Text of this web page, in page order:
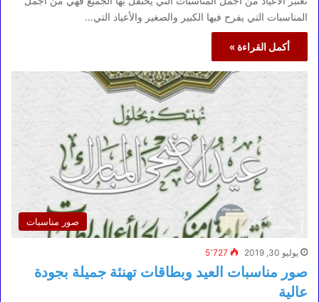
المناسبات التي يفرح فيها الكبير والصغير والأعياد التي…
أكمل القراءة »
صور مناسبات
يوليو 30, 2019 5٬727
صور مناسبات العيد وبطاقات تهنئة جميلة بجودة
عالية